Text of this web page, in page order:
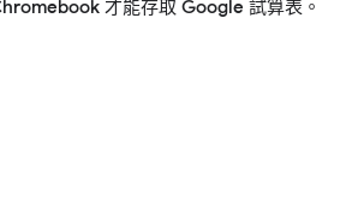
才能存取 Google 試算表。